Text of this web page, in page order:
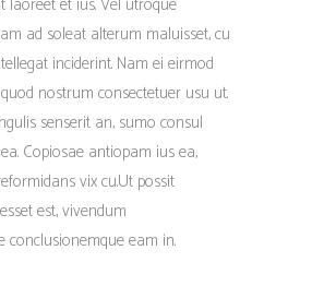
ad soleat alterum maluisset, cu
inciderint. Nam ei eirmod
nostrum consectetuer usu ut.
senserit an, sumo consul
Copiosae antiopam ius ea,
vix cu.Ut possit
est, vivendum
conclusionemque eam in.